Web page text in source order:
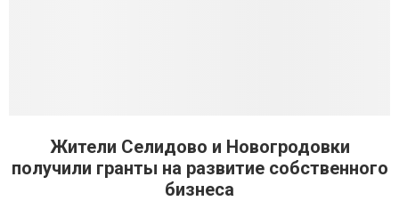
Жители Селидово и Новогродовки
получили гранты на развитие собственного
бизнеса